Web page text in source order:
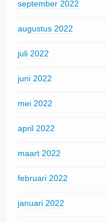
september 2022
augustus 2022
juli 2022
juni 2022
mei 2022
april 2022
maart 2022
februari 2022
januari 2022